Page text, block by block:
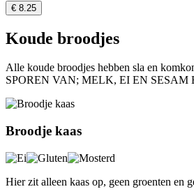
€ 8.25
Koude broodjes
Alle koude broodjes hebben sla en
SPOREN VAN; MELK, EI EN SESAM
Broodje kaas
Hier zit alleen kaas op, geen groenten en